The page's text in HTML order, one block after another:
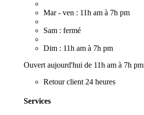
Mar - ven : 11h am à 7h pm
Sam : fermé
Dim : 11h am à 7h pm
Ouvert aujourd'hui de 11h am à 7h pm
Retour client 24 heures
Services